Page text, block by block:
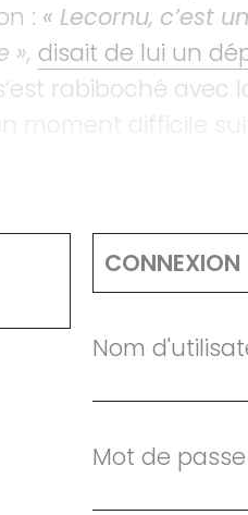
: « Lecornu, c’est
», disait de lui un
rabiboché avec
moment difficile
CONNEXION
Nom
Mot de passe